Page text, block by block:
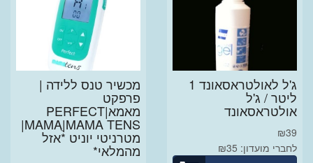
ג'ל לאולטראסאונד 1
ליטר / ג'ל
אולטראסאונד
₪39
לחברי מועדון: ₪35
מכשיר טנס ללידה |
פרפקט
מאמא|PERFECT
MAMAֻ|MAMA TENS|
מטרניטי יוניט *אזל
מהמלאי*